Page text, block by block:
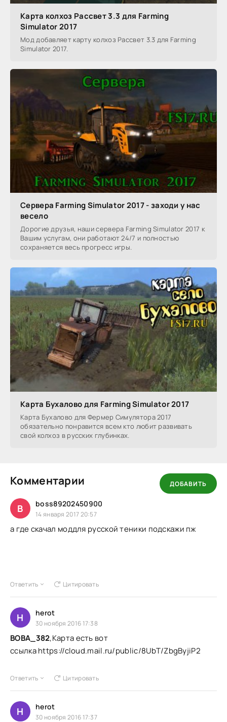
Карта колхоз Рассвет 3.3 для Farming
Simulator 2017
Мод добавляет карту колхоз Рассвет 3.3 для Farming
Simulator 2017.
Сервера Farming Simulator 2017 - заходи у нас
весело
Дорогие друзья, наши сервера Farming Simulator 2017 к
Вашим услугам, они работают 24/7 и полностью
сохраняется весь прогресс игры.
Карта Бухалово для Farming Simulator 2017
Карта Бухалово для Фермер Симулятора 2017
обязательно понравится всем кто любит развивать
свой колхоз в русских глубинках.
Комментарии ДОБАВИТЬ
B boss89202450900
14 января 2017 20:57
а где скачал моддля русской теники подскажи пж
Ответить Цитировать
H herot
30 ноября 2016 17:38
BOBA_382,Карта есть вот
ссылка https://cloud.mail.ru/public/8UbT/ZbgByjiP2
Ответить Цитировать
H herot
30 ноября 2016 17:37